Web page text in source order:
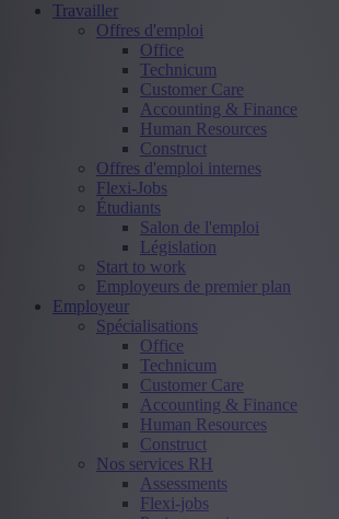
Travailler
Offres d'emploi
Office
Technicum
Customer Care
Accounting & Finance
Human Resources
Construct
Offres d'emploi internes
Flexi-Jobs
Étudiants
Salon de l'emploi
Législation
Start to work
Employeurs de premier plan
Employeur
Spécialisations
Office
Technicum
Customer Care
Accounting & Finance
Human Resources
Construct
Nos services RH
Assessments
Flexi-jobs